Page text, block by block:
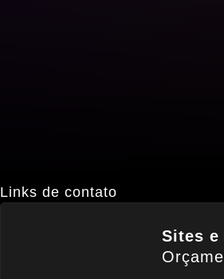
Links de contato
Sites e